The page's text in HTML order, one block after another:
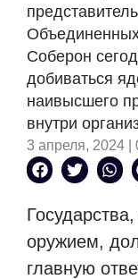
Соберон
добиваться
наивысшего
внутри
3 апреля, 2024 |
оружием,
главную